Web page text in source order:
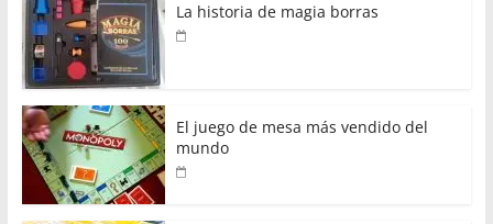
La historia de magia borras
El juego de mesa más vendido del
mundo